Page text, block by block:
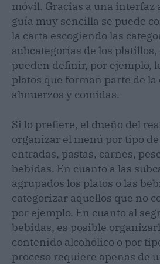
móvil. Gracias a una interfaz
guía muy sencilla se puede
la carta escogiendo las
subcategorías de los platillos,
pueden definir, por ejemplo,
platos que forman parte de la
almuerzos y comidas.
Si lo prefiere, el dueño del
organizar el menú por tipo
entradas, pastas, carnes,
bebidas. En cuanto a las
agrupados los platos o las
categorizar aquellos que no
por ejemplo. En cuanto al
bebidas, es posible
contenido alcohólico o por
proceso requiere apenas de